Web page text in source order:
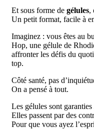
Et sous forme de gélules,
Un petit format, facile à
Imaginez : vous êtes au
Hop, une gélule de
affronter les défis du
top.
Côté santé, pas
On a pensé à tout.
Les gélules sont garanties
Elles passent par des
Pour que vous ayez